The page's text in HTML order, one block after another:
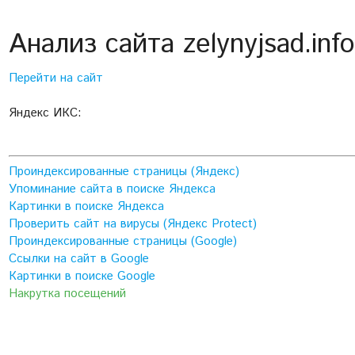
Анализ сайта zelynyjsad.info
Перейти на сайт
Яндекс ИКС:
Проиндексированные страницы (Яндекс)
Упоминание сайта в поиске Яндекса
Картинки в поиске Яндекса
Проверить сайт на вирусы (Яндекс Protect)
Проиндексированные страницы (Google)
Ссылки на сайт в Google
Картинки в поиске Google
Накрутка посещений